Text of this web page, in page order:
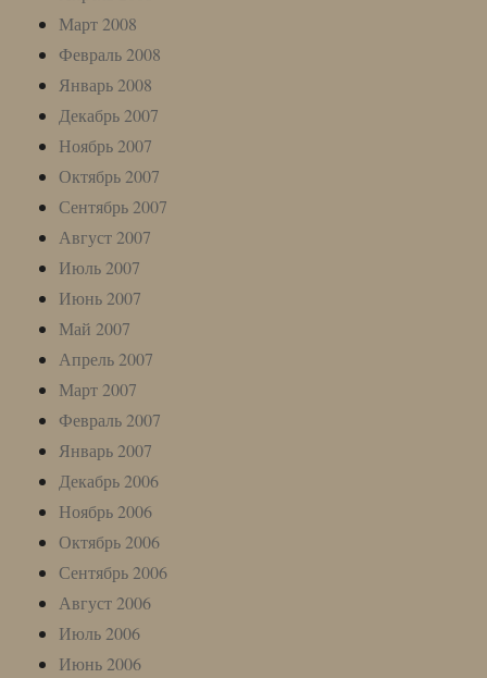
Март 2008
Февраль 2008
Январь 2008
Декабрь 2007
Ноябрь 2007
Октябрь 2007
Сентябрь 2007
Август 2007
Июль 2007
Июнь 2007
Май 2007
Апрель 2007
Март 2007
Февраль 2007
Январь 2007
Декабрь 2006
Ноябрь 2006
Октябрь 2006
Сентябрь 2006
Август 2006
Июль 2006
Июнь 2006